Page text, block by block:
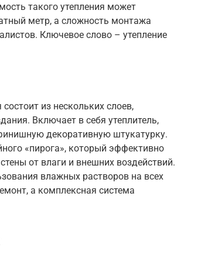
такого утепления может
метр, а сложность монтажа
Ключевое слово – утепление
из нескольких слоев,
Включает в себя утеплитель,
декоративную штукатурку.
«пирога», который эффективно
от влаги и внешних воздействий.
влажных растворов на всех
а комплексная система